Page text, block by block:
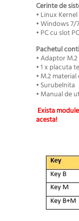
Cerinte de
• Linux
• Windows
• PC cu slot
Pachetul
• Adaptor M.2
• 1 x placuta
• M.2
• Surubelnita
• Manual de
Exista
acesta!